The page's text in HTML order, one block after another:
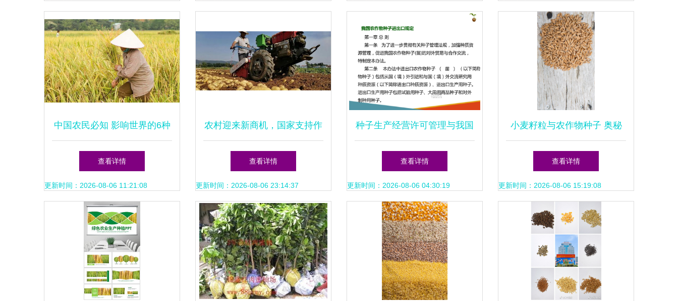
中国农民必知 影响世界的6种
农作物种子
查看详情
更新时间：2026-08-06 11:21:08
农村迎来新商机，国家支持作
物助力农民抢先种植
查看详情
更新时间：2026-08-06 23:14:37
种子生产经营许可管理与我国
农作物种子进出口规定的协调
路径
查看详情
更新时间：2026-08-06 04:30:19
小麦籽粒与农作物种子 奥秘
与价值
查看详情
更新时间：2026-08-06 15:19:08